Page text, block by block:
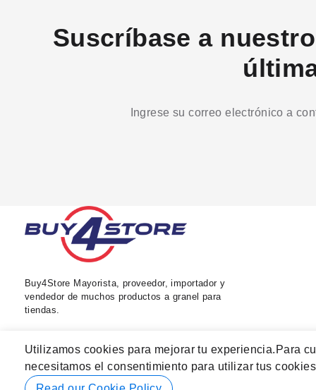
Utilizamos cookies para mejorar tu experiencia. Para
necesitamos el consentimiento para utilizar tus
Suscríbase a
Ingrese su correo electrónico a
Buy4Store Mayorista, proveedor, importador y
vendedor de muchos productos a granel para
tiendas.